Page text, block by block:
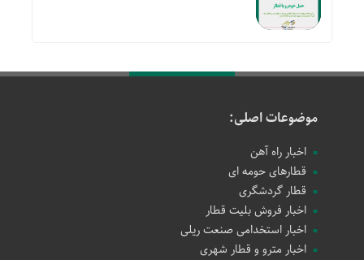
موضوعات اصلی:
اخبار راه آهن
قطارهای حومه ای
قطار گردشگری
اخبار فروش بلیت قطار
اخبار استخدامی صنعت ریلی
اخبار مترو و قطار شهری